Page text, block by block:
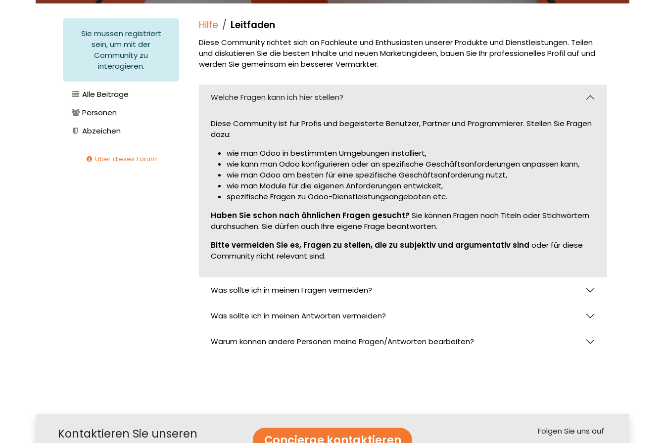
Sie müssen registriert
sein, um mit der
Community zu
interagieren.
Alle Beiträge
Personen
Abzeichen
Über dieses Forum
Hilfe Leitfaden
Diese Community richtet sich an Fachleute und Enthusiasten unserer Produkte und Dienstleistungen. Teilen
und diskutieren Sie die besten Inhalte und neuen Marketingideen, bauen Sie Ihr professionelles Profil auf und
werden Sie gemeinsam ein besserer Vermarkter.
Welche Fragen kann ich hier stellen?
Diese Community ist für Profis und begeisterte Benutzer, Partner und Programmierer. Stellen Sie Fragen
dazu:
wie man Odoo in bestimmten Umgebungen installiert,
wie kann man Odoo konfigurieren oder an spezifische Geschäftsanforderungen anpassen kann,
wie man Odoo am besten für eine spezifische Geschäftsanforderung nutzt,
wie man Module für die eigenen Anforderungen entwickelt,
spezifische Fragen zu Odoo-Dienstleistungsangeboten etc.
Haben Sie schon nach ähnlichen Fragen gesucht? Sie können Fragen nach Titeln oder Stichwörtern
durchsuchen. Sie dürfen auch Ihre eigene Frage beantworten.
Bitte vermeiden Sie es, Fragen zu stellen, die zu subjektiv und argumentativ sind oder für diese
Community nicht relevant sind.
Was sollte ich in meinen Fragen vermeiden?
Was sollte ich in meinen Antworten vermeiden?
Warum können andere Personen meine Fragen/Antworten bearbeiten?
Kontaktieren Sie unseren
Concierge kontaktieren​​​​
Folgen Sie uns auf